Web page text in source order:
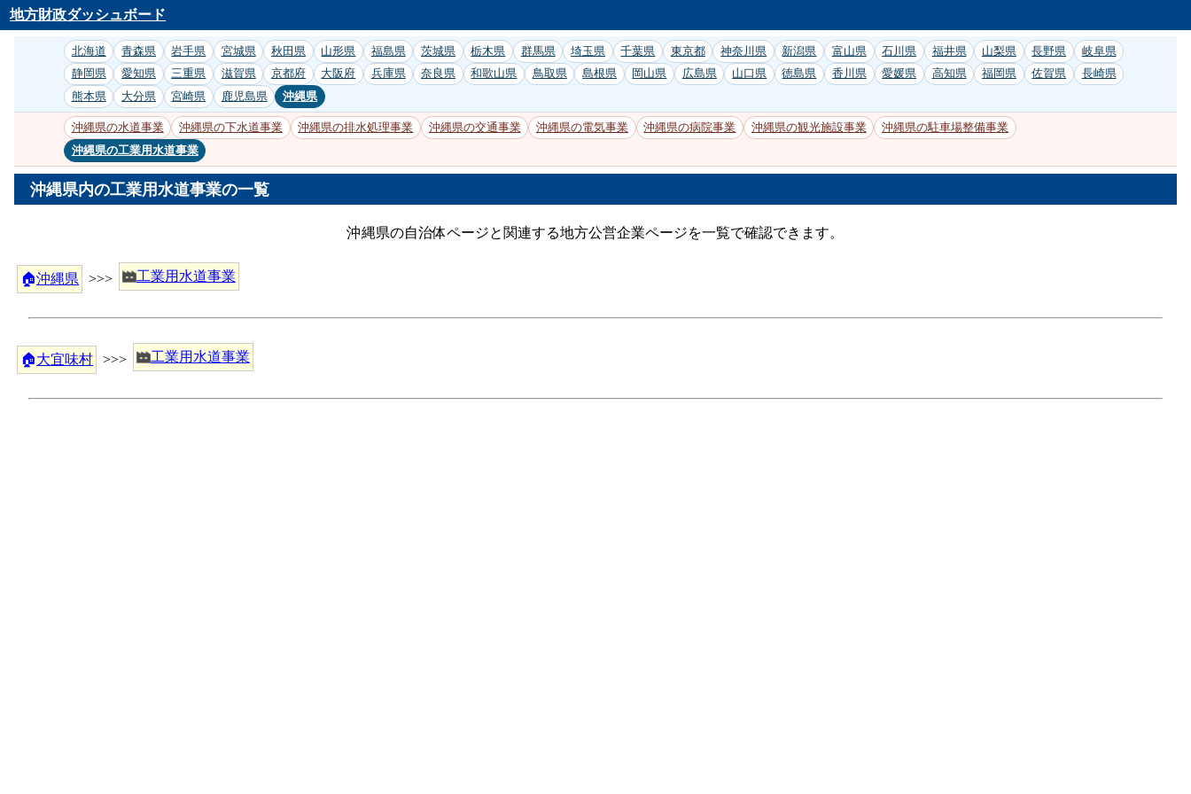
地方財政ダッシュボード
北海道 青森県 岩手県 宮城県 秋田県 山形県 福島県 茨城県 栃木県 群馬県 埼玉県 千葉県 東京都 神奈川県 新潟県 富山県 石川県 福井県 山梨県 長野県
岐阜県
静岡県
愛知県 三重県 滋賀県 京都府 大阪府 兵庫県 奈良県 和歌山県 鳥取県 島根県 岡山県 広島県 山口県 徳島県 香川県 愛媛県 高知県 福岡県 佐賀県
長崎県
熊本県
大分県 宮崎県 鹿児島県 沖縄県
沖縄県の水道事業 沖縄県の下水道事業 沖縄県の排水処理事業 沖縄県の交通事業 沖縄県の電気事業 沖縄県の病院事業 沖縄県の観光施設事業
沖縄県の駐車場整備事業
沖縄県の工業用水道事業
沖縄県内の工業用水道事業の一覧
沖縄県の自治体ページと関連する地方公営企業ページを一覧で確認できます。
🏠沖縄県 >>> 工業用水道事業
🏠大宜味村 >>> 工業用水道事業